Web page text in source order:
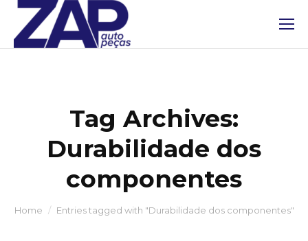
Tag Archives:
Durabilidade dos
componentes
You are here:
Home Entries tagged with "Durabilidade dos componentes"